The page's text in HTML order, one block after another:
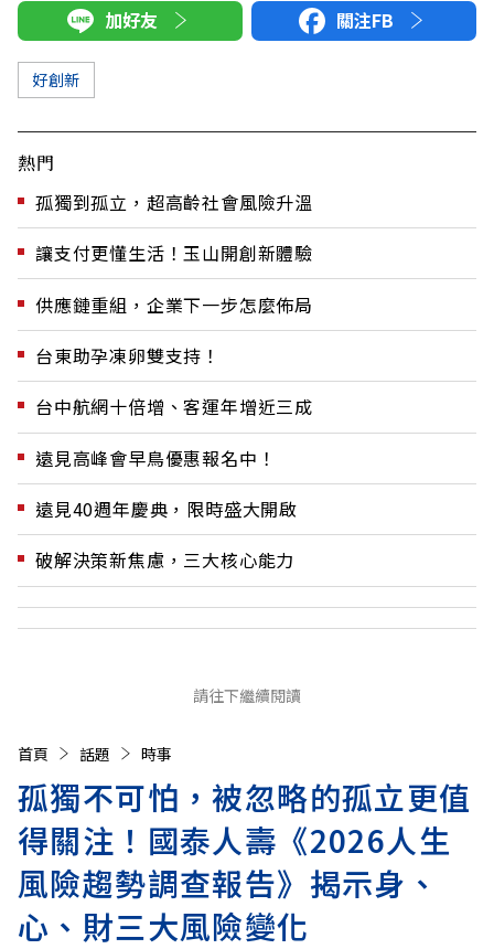
加好友 關注FB
好創新
熱門
孤獨到孤立，超高齡社會風險升溫
讓支付更懂生活！玉山開創新體驗
供應鏈重組，企業下一步怎麼佈局
台東助孕凍卵雙支持！
台中航網十倍增、客運年增近三成
遠見高峰會早鳥優惠報名中！
遠見40週年慶典，限時盛大開啟
破解決策新焦慮，三大核心能力
請往下繼續閱讀
首頁 話題 時事
孤獨不可怕，被忽略的孤立更值
得關注！國泰人壽《2026人生
風險趨勢調查報告》揭示身、
心、財三大風險變化